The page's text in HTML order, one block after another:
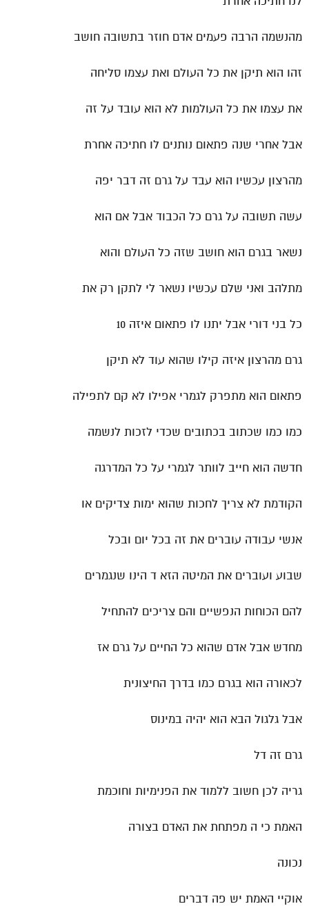
מהנשמה הרבה פעמים אדם חוזר בתשובה חושב
זהו הוא תיקן את כל העולם ואת עצמו סליחה
את עצמו את כל העולמות לא הוא עובד על זה
אבל אחרי שנה פתאום נותנים לו חתיכה אחרת
מהרצון עכשיו הוא עבד על גרם זה דבר יפה
עשה תשובה על גרם כל הכבוד אבל אם הוא
נשאר בגרם הוא חושב שזה כל העולם והוא
מתלהב ואני שלם עכשיו נשאר לי לתקן רק את
כל בני דורי אבל יתנו לו פתאום איזה 10
גרם מהרצון איזה קילו שהוא עוד לא תיקן
פתאום הוא מתפרק לגמרי אפילו לא קם לתפילה
כמו כמו שכתוב בכתובים שכדי לזכות לנשמה
חדשה הוא חייב לוותר לגמרי על כל המדרגה
הקודמת לא צריך לחכות שהוא ימות צדיקים או
אנשי עבודה עוברים את זה בכל יום ובכל
שבוע ועוברים את המיטה הזא ד הינו שנגמרים
להם הכוחות הנפשיים והם צריכים להתחיל
מחדש אבל אדם שהוא כל החיים על גרם אז
לכאורה הוא בגרם כמו בדרך החיצונית
אבל גלגול הבא הוא יהיה במינוס
גרם זה דל
גריה לכן חשוב ללמוד את הפנימיות וחוכמת
האמת כי ה מפתחת את האדם בצורה
נכונה
אוקיי האמת יש פה דברים